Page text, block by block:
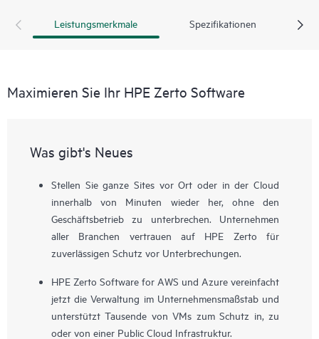
Leistungsmerkmale Spezifikationen
Maximieren Sie Ihr HPE Zerto Software
Was gibt's Neues
Stellen Sie ganze Sites vor Ort oder in der Cloud
innerhalb von Minuten wieder her, ohne den
Geschäftsbetrieb zu unterbrechen. Unternehmen
aller Branchen vertrauen auf HPE Zerto für
zuverlässigen Schutz vor Unterbrechungen.
HPE Zerto Software for AWS und Azure vereinfacht
jetzt die Verwaltung im Unternehmensmaßstab und
unterstützt Tausende von VMs zum Schutz in, zu
oder von einer Public Cloud Infrastruktur.